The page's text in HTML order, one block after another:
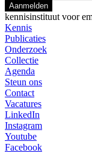
Aanmelden
kennisinstituut voor
Kennis
Publicaties
Onderzoek
Collectie
Agenda
Steun ons
Contact
Vacatures
LinkedIn
Instagram
Youtube
Facebook